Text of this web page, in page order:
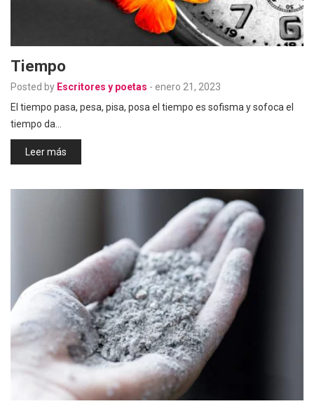
Tiempo
Posted by Escritores y poetas - enero 21, 2023
El tiempo pasa, pesa, pisa, posa el tiempo es sofisma y sofoca el
tiempo da…
Leer más